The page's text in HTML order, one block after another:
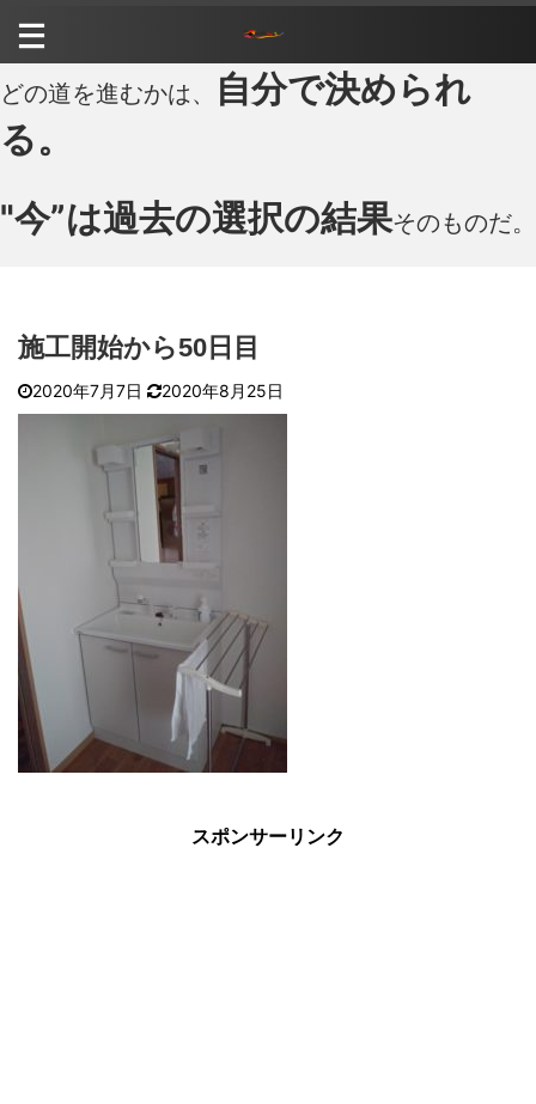
どの道を進むかは、
自分で決められ
る。
"今”は過去の選択の結果そのものだ。
施工開始から50日目
2020年7月7日 2020年8月25日
スポンサーリンク